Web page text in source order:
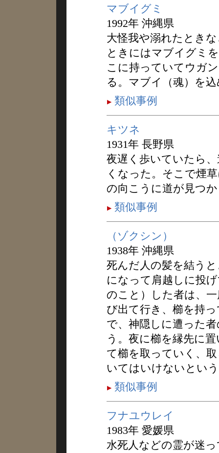
マブイグミ
1992年 沖縄県
大怪我や溺れたとき
ときにはマブイグミ
こに持っていてウガ
る。マブイ（魂）を
類似事例
キツネ
1931年 長野県
夜遅く歩いていたら
くなった。そこで煙
の向こうに道が見つ
類似事例
（ゾクシン）
1938年 沖縄県
死んだ人の髪を結う
になって肩越しに投
のこと）した者は、
び出て行き、櫛を持
で、神隠しに遭った
う。夜に櫛を縁先に
て櫛を取っていく、
いてはいけないとい
類似事例
フナユウレイ
1983年 愛媛県
水死人などの霊が迷